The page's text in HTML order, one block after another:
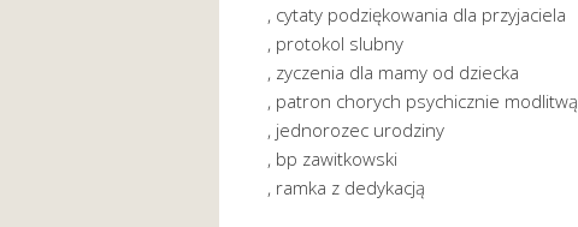
, cytaty podziękowania dla przyjaciela
, protokol slubny
, zyczenia dla mamy od dziecka
, patron chorych psychicznie modlitwą
, jednorozec urodziny
, bp zawitkowski
, ramka z dedykacją